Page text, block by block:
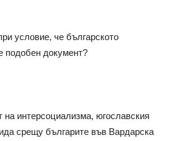
условие, че българското
подобен документ?
на интерсоциализма, югославския
срещу българите във Вардарска